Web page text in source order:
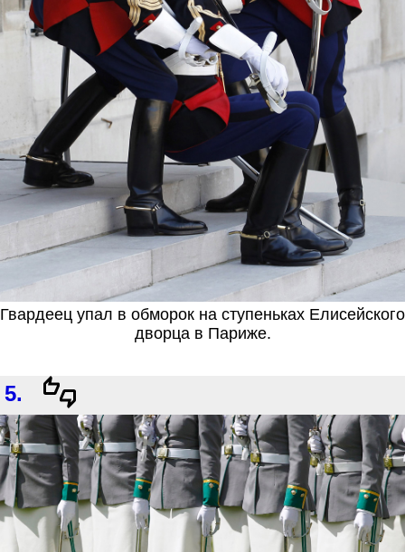
Гвардеец упал в обморок на ступеньках Елисейского
дворца в Париже.
5.